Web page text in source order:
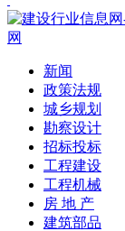
新闻
政策法规
城乡规划
勘察设计
招标投标
工程建设
工程机械
房 地 产
建筑部品